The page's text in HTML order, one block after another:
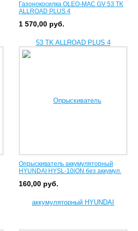
Газонокосилка OLEO-MAC GV 53 TK
ALLROAD PLUS 4
1 570,00 руб.
Опрыскиватель аккумуляторный
HYUNDAI HYSL-10iON без аккумул.
160,00 руб.